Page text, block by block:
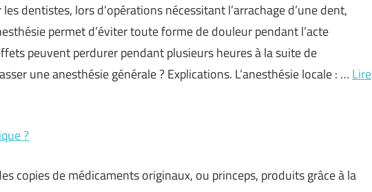
dentistes, lors d’opérations nécessitant l’arrachage d’une dent,
permet d’éviter toute forme de douleur pendant l’acte
peuvent perdurer pendant plusieurs heures à la suite de
une anesthésie générale ? Explications. L’anesthésie locale : … Lire
?
copies de médicaments originaux, ou princeps, produits grâce à la